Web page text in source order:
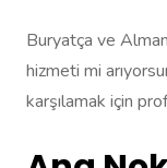
Buryatça ve
hizmeti mi
karşılamak için